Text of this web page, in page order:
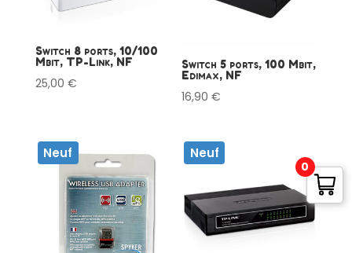
Switch 8 ports, 10/100
Mbit, TP-Link, NF
25,00 €
Switch 5 ports, 100 Mbit,
Edimax, NF
16,90€
Neuf Neuf
0